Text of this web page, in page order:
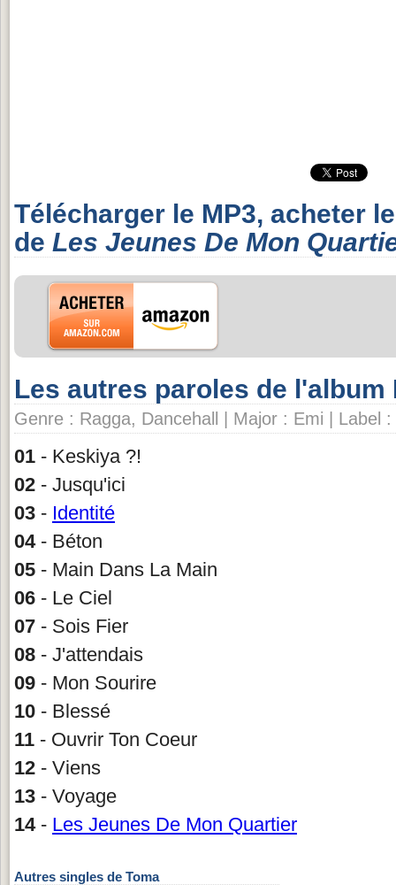
Télécharger le MP3, acheter
de Les Jeunes De Mon
Les autres paroles de l'album
Genre : Ragga, Dancehall | Major : Emi | Label
01 - Keskiya ?!
02 - Jusqu'ici
03 - Identité
04- Béton
05 - Main Dans La Main
06 - Le Ciel
07 - Sois Fier
08 - J'attendais
09 - Mon Sourire
10 - Blessé
11 - Ouvrir Ton Coeur
12 - Viens
13 - Voyage
14- Les Jeunes De Mon Quartier
Autres singles de Toma